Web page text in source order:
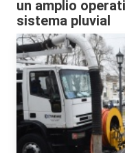
un amplio
sistema pluvial